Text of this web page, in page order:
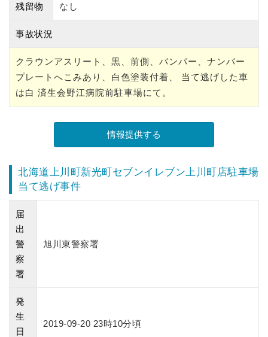
残留物 なし
事故状況
クラウンアスリート、黒、前側、バンパー、ナンバー
プレートへこみあり、白色塗装付着、 当て逃げした車
は白 済生会野江病院前駐車場にて。
北海道上川町新光町セブンイレブン上川町店駐車場
当て逃げ事件
届
出
警
察
署
旭川東警察署
発
生
日
2019-09-20 23時10分頃